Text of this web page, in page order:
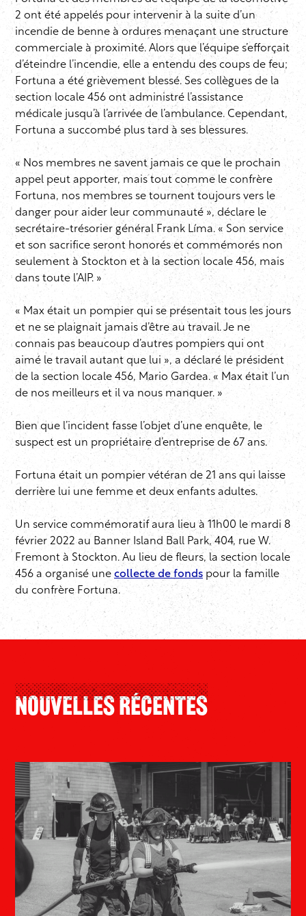
2 ont été appelés pour intervenir à la suite d’un
incendie de benne à ordures menaçant une structure
commerciale à proximité. Alors que l’équipe s’efforçait
d’éteindre l’incendie, elle a entendu des coups de feu;
Fortuna a été grièvement blessé. Ses collègues de la
section locale 456 ont administré l’assistance
médicale jusqu’à l’arrivée de l’ambulance. Cependant,
Fortuna a succombé plus tard à ses blessures.
« Nos membres ne savent jamais ce que le prochain
appel peut apporter, mais tout comme le confrère
Fortuna, nos membres se tournent toujours vers le
danger pour aider leur communauté », déclare le
secrétaire-trésorier général Frank Líma. « Son service
et son sacrifice seront honorés et commémorés non
seulement à Stockton et à la section locale 456, mais
dans toute l’AIP. »
« Max était un pompier qui se présentait tous les jours
et ne se plaignait jamais d’être au travail. Je ne
connais pas beaucoup d’autres pompiers qui ont
aimé le travail autant que lui », a déclaré le président
de la section locale 456, Mario Gardea. « Max était l’un
de nos meilleurs et il va nous manquer. »
Bien que l’incident fasse l’objet d’une enquête, le
suspect est un propriétaire d’entreprise de 67 ans.
Fortuna était un pompier vétéran de 21 ans qui laisse
derrière lui une femme et deux enfants adultes.
Un service commémoratif aura lieu à 11h00 le mardi 8
février 2022 au Banner Island Ball Park, 404, rue W.
Fremont à Stockton. Au lieu de fleurs, la section locale
456 a organisé une collecte de fonds pour la famille
du confrère Fortuna.
Nouvelles Récentes